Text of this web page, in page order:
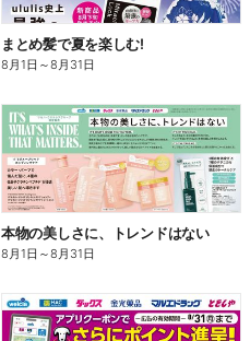
まとめ髪で夏を楽しむ!
8月1日 ～8月31日
本物の美しさに、トレンドはない
8月1日 ～8月31日